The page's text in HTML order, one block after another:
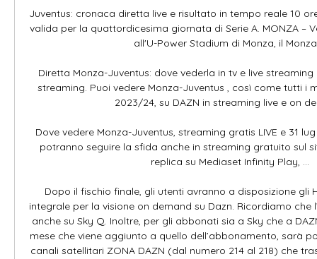
Juventus: cronaca diretta live e risultato in tempo reale 10
valida per la quattordicesima giornata di Serie A. MONZA –
all'U-Power Stadium di Monza, il Monza
Diretta Monza-Juventus: dove vederla in tv e live
streaming. Puoi vedere Monza-Juventus , così come tutti i
2023/24, su DAZN in streaming live e on
Dove vedere Monza-Juventus, streaming gratis LIVE e 31
potranno seguire la sfida anche in streaming gratuito sul
replica su Mediaset Infinity Play, ...
Dopo il fischio finale, gli utenti avranno a disposizione gli
integrale per la visione on demand su Dazn. Ricordiamo che
anche su Sky Q. Inoltre, per gli abbonati sia a Sky che a
mese che viene aggiunto a quello dell’abbonamento, sarà
canali satellitari ZONA DAZN (dal numero 214 al 218) che